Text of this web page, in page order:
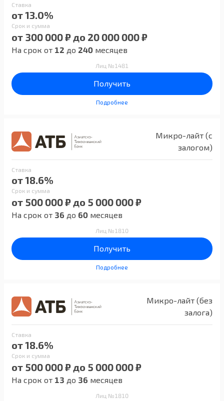
Ставка
от 13.0%
Срок и сумма
от 300 000 ₽ до 20 000 000 ₽
На срок от 12 до 240 месяцев
Лиц №1481
Получить
Подробнее
Микро-лайт (с
залогом)
Ставка
от 18.6%
Срок и сумма
от 500 000 ₽ до 5 000 000 ₽
На срок от 36 до 60 месяцев
Лиц №1810
Получить
Подробнее
Микро-лайт (без
залога)
Ставка
от 18.6%
Срок и сумма
от 500 000 ₽ до 5 000 000 ₽
На срок от 13 до 36 месяцев
Лиц №1810